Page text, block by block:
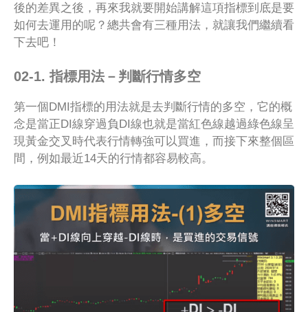
後的差異之後，再來我就要開始講解這項指標到底是要
如何去運用的呢？總共會有三種用法，就讓我們繼續看
下去吧！
02-1. 指標用法－判斷行情多空
第一個DMI指標的用法就是去判斷行情的多空，它的概
念是當正DI線穿過負DI線也就是當紅色線越過綠色線呈
現黃金交叉時代表行情轉強可以買進，而接下來整個區
間，例如最近14天的行情都容易較高。